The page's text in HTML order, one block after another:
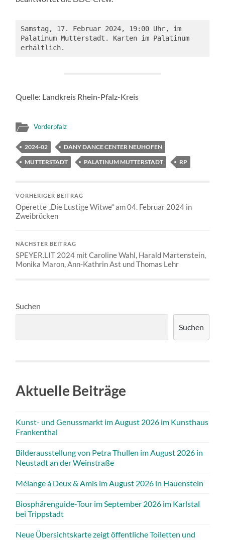
Samstag, 17. Februar 2024, 19:00 Uhr, im
Palatinum Mutterstadt. Karten im Palatinum
erhältlich.
Quelle: Landkreis Rhein-Pfalz-Kreis
Vorderpfalz
2024-02
DANY DANCE CENTER NEUHOFEN
MUTTERSTADT
PALATINUM MUTTERSTADT RP
VORHERIGER BEITRAG
Operette „Die Lustige Witwe“ am 04. Februar 2024 in
Zweibrücken
NÄCHSTER BEITRAG
SPEYER.LIT 2024 mit Caroline Wahl, Harald Martenstein,
Monika Maron, Ann-Kathrin Ast und Thomas Lehr
Suchen
Suchen
Aktuelle Beiträge
Kunst- und Genussmarkt im August 2026 im Kunsthaus
Frankenthal
Bilderausstellung von Petra Thullen im August 2026 in
Neustadt an der Weinstraße
Mélange à Deux & Amis im August 2026 in Hauenstein
Biosphärenguide-Tour im September 2026 im Karlstal
bei Trippstadt
Neue Übersichtskarte zeigt öffentliche Toiletten und